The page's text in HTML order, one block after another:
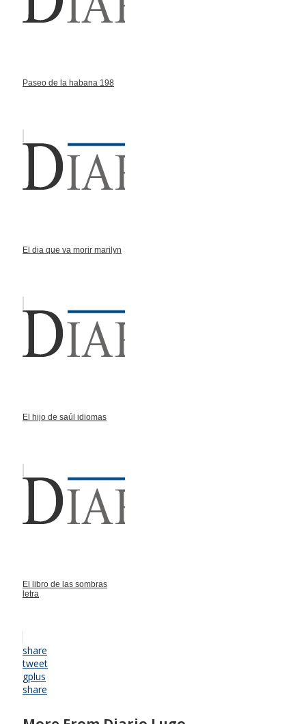
Paseo de la habana 198
El dia que va morir marilyn
El hijo de saúl idiomas
El libro de las sombras
letra
share
tweet
gplus
share